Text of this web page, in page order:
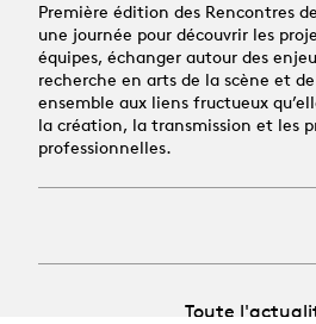
Première édition des Rencontres
une journée pour découvrir les
équipes, échanger autour des
recherche en arts de la scène et
ensemble aux liens fructueux
la création, la transmission et les
professionnelles.
Toute